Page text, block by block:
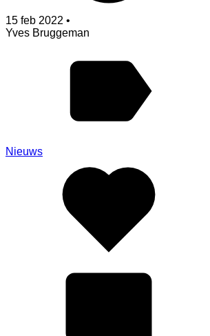
15 feb 2022 •
Yves Bruggeman
Nieuws